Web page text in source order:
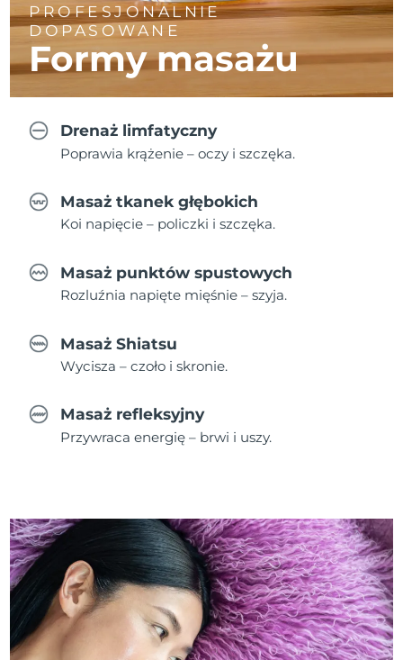
PROFESJONALNIE
DOPASOWANE
Formy masażu
Drenaż limfatyczny
Poprawia krążenie – oczy i szczęka.
Masaż tkanek głębokich
Koi napięcie – policzki i szczęka.
Masaż punktów spustowych
Rozluźnia napięte mięśnie – szyja.
Masaż Shiatsu
Wycisza – czoło i skronie.
Masaż refleksyjny
Przywraca energię – brwi i uszy.